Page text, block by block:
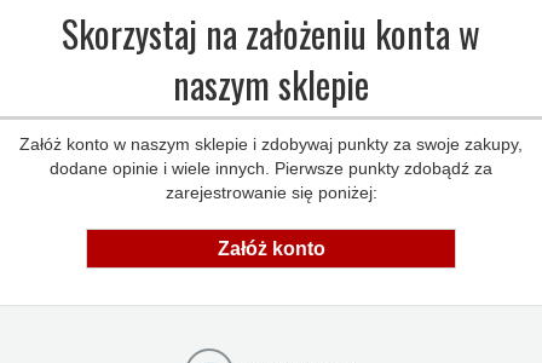
Skorzystaj na założeniu konta w
naszym sklepie
Załóż konto w naszym sklepie i zdobywaj punkty za swoje zakupy,
dodane opinie i wiele innych. Pierwsze punkty zdobądź za
zarejestrowanie się poniżej:
Załóż konto